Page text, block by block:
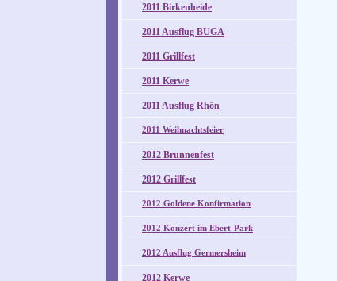
2011 Birkenheide
2011 Ausflug BUGA
2011 Grillfest
2011 Kerwe
2011 Ausflug Rhön
2011 Weihnachtsfeier
2012 Brunnenfest
2012 Grillfest
2012 Goldene Konfirmation
2012 Konzert im Ebert-Park
2012 Ausflug Germersheim
2012 Kerwe